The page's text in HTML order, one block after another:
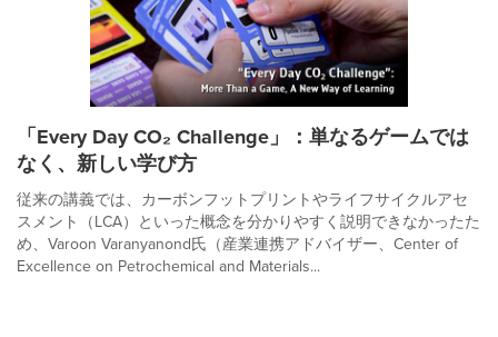
「Every Day CO₂ Challenge」：単なるゲームでは
なく、新しい学び方
従来の講義では、カーボンフットプリントやライフサイクルアセ
スメント（LCA）といった概念を分かりやすく説明できなかったた
め、Varoon Varanyanond氏（産業連携アドバイザー、Center of
Excellence on Petrochemical and Materials...